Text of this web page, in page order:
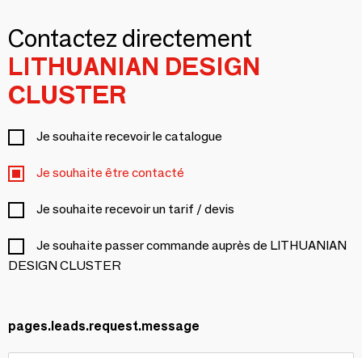
Contactez directement
LITHUANIAN DESIGN
CLUSTER
Je souhaite recevoir le catalogue
Je souhaite être contacté
Je souhaite recevoir un tarif / devis
Je souhaite passer commande auprès de LITHUANIAN
DESIGN CLUSTER
pages.leads.request.message